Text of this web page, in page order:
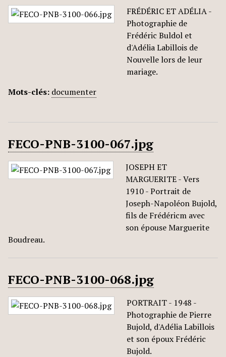
FRÉDÉRIC ET ADÉLIA -
Photographie de
Frédéric Buldol et
d'Adélia Labillois de
Nouvelle lors de leur
mariage.
Mots-clés: documenter
FECO-PNB-3100-067.jpg
JOSEPH ET
MARGUERITE - Vers
1910 - Portrait de
Joseph-Napoléon Bujold,
fils de Frédéricm avec
son épouse Marguerite
Boudreau.
FECO-PNB-3100-068.jpg
PORTRAIT - 1948 -
Photographie de Pierre
Bujold, d'Adélia Labillois
et son époux Frédéric
Bujold.